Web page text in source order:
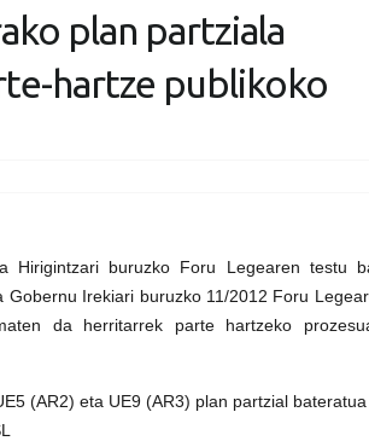
plan partziala
hartze publikoko
Hirigintzari buruzko Foru Legearen testu
Irekiari buruzko 11/2012 Foru
da herritarrek parte hartzeko
(AR2) eta UE9 (AR3) plan partzial bateratua